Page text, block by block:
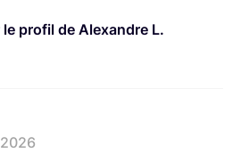
profil de Alexandre L.